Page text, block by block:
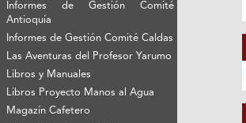
Informes de Gestión Comité
Antioquía
Informes de Gestión Comité Caldas
Las Aventuras del Profesor Yarumo
Libros y Manuales
Libros Proyecto Manos al Agua
Magazín Cafetero